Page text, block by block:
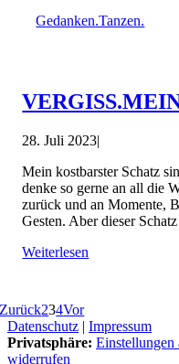
Gedanken.Tanzen.
28. Juli 2023|
Mein kostbarster Schatz
denke so gerne an all die
zurück und an Momente,
Gesten. Aber dieser
Weiterlesen
Zurück234Vor
Datenschutz | Impressum
Privatsphäre: Einstellungen
widerrufen